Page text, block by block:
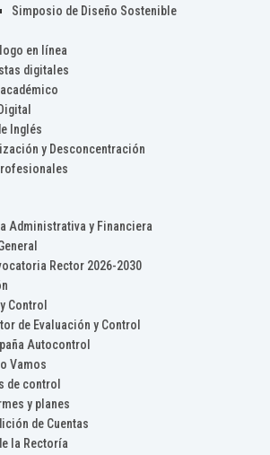
Simposio de Diseño Sostenible
en línea
digitales
Inglés
y Desconcentración
Administrativa y Financiera
Rector 2026-2030
Control
de Evaluación y Control
Autocontrol
Vamos
de control
y planes
de Cuentas
la Rectoría